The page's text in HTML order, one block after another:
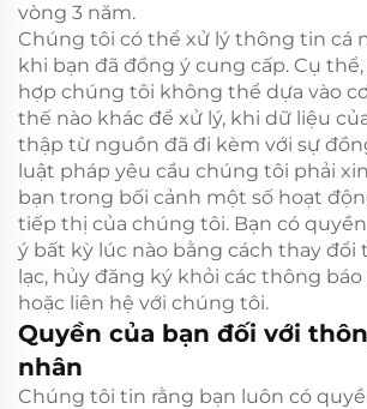
vòng 3 năm.
Chúng tôi có thể xử lý thông tin cá
khi bạn đã đồng ý cung cấp. Cụ
hợp chúng tôi không thể dựa vào
thế nào khác để xử lý, khi dữ liệu
thập từ nguồn đã đi kèm với sự
luật pháp yêu cầu chúng tôi phải
bạn trong bối cảnh một số hoạt
tiếp thị của chúng tôi. Bạn có
ý bất kỳ lúc nào bằng cách thay đổi
lạc, hủy đăng ký khỏi các thông
hoặc liên hệ với chúng tôi.
Quyền của bạn đối với
nhân
Chúng tôi tin rằng bạn luôn có